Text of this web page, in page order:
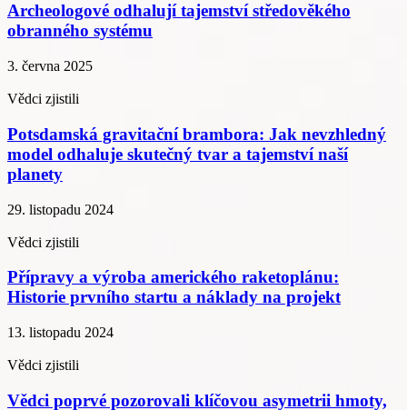
Archeologové odhalují tajemství středověkého
obranného systému
3. června 2025
Vědci zjistili
Potsdamská gravitační brambora: Jak nevzhledný
model odhaluje skutečný tvar a tajemství naší
planety
29. listopadu 2024
Vědci zjistili
Přípravy a výroba amerického raketoplánu:
Historie prvního startu a náklady na projekt
13. listopadu 2024
Vědci zjistili
Vědci poprvé pozorovali klíčovou asymetrii hmoty,